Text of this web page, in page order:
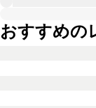
おすすめの